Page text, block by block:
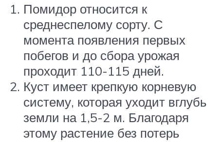
Помидор относится к
среднеспелому сорту. С
момента появления первых
побегов и до сбора урожая
проходит 110-115 дней.
Куст имеет крепкую корневую
систему, которая уходит вглубь
земли на 1,5-2 м. Благодаря
этому растение без потерь